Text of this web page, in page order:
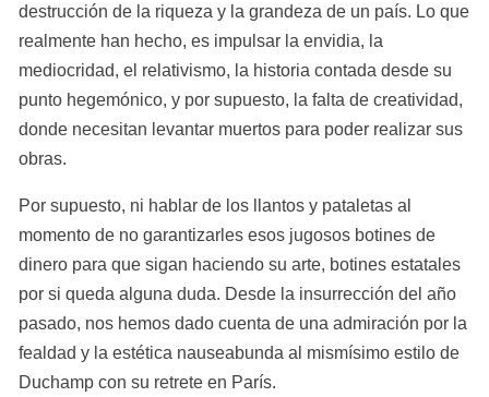
destrucción de la riqueza y la grandeza de un país. Lo que
realmente han hecho, es impulsar la envidia, la
mediocridad, el relativismo, la historia contada desde su
punto hegemónico, y por supuesto, la falta de creatividad,
donde necesitan levantar muertos para poder realizar sus
obras.
Por supuesto, ni hablar de los llantos y pataletas al
momento de no garantizarles esos jugosos botines de
dinero para que sigan haciendo su arte, botines estatales
por si queda alguna duda. Desde la insurrección del año
pasado, nos hemos dado cuenta de una admiración por la
fealdad y la estética nauseabunda al mismísimo estilo de
Duchamp con su retrete en París.